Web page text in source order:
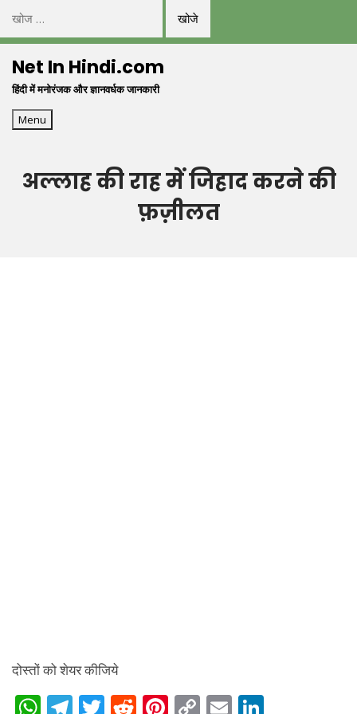
निम्न
को
खोजें:Net In Hindi.com
हिंदी में मनोरंजक और ज्ञानवर्धक जानकारी
Menu
अल्लाह की राह में जिहाद करने की
फ़ज़ीलत
दोस्तों को शेयर कीजिये